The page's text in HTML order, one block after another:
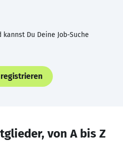
Du Deine Job-Suche
registrieren
von A bis Z